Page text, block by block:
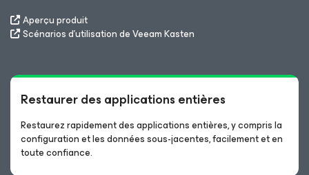
Aperçu produit
Scénarios d’utilisation de Veeam Kasten
Restaurer des applications entières
Restaurez rapidement des applications entières, y compris la
configuration et les données sous-jacentes, facilement et en
toute confiance.